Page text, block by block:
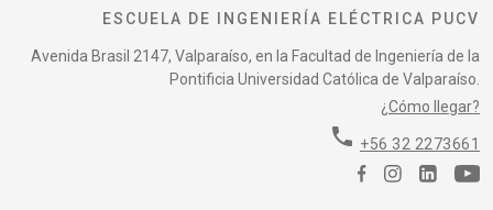
ESCUELA DE INGENIERÍA ELÉCTRICA PUCV
Avenida Brasil 2147, Valparaíso, en la Facultad de Ingeniería de la
Pontificia Universidad Católica de Valparaíso.
¿Cómo llegar?
phone +56 32 2273661